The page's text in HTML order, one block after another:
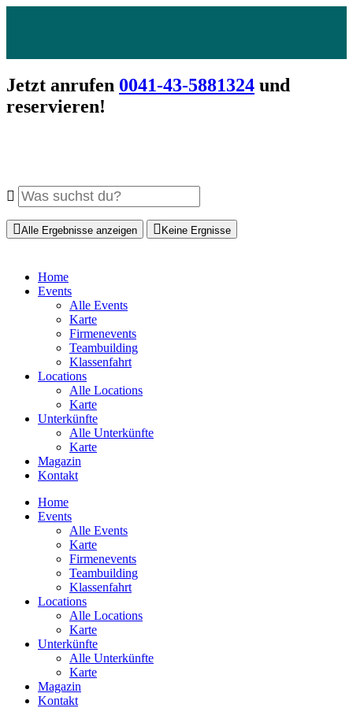
Jetzt anrufen 0041-43-5881324 und
reservieren!
Alle Ergebnisse anzeigen Keine Ergnisse
Home
Events
Alle Events
Karte
Firmenevents
Teambuilding
Klassenfahrt
Locations
Alle Locations
Karte
Unterkünfte
Alle Unterkünfte
Karte
Magazin
Kontakt
Home
Events
Alle Events
Karte
Firmenevents
Teambuilding
Klassenfahrt
Locations
Alle Locations
Karte
Unterkünfte
Alle Unterkünfte
Karte
Magazin
Kontakt